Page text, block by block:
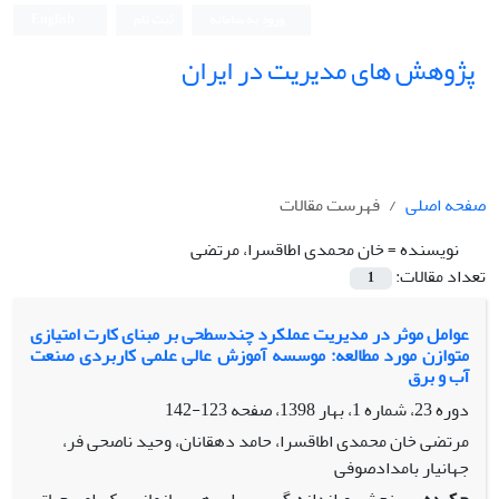
پژوهش های مدیریت در ایران
صفحه اصلی
فهرست مقالات
نویسنده =خان محمدی اطاقسرا، مرتضی
تعداد مقالات:
1
عوامل موثر در مدیریت عملکرد چندسطحی بر مبنای کارت امتیازی
متوازن مورد مطالعه: موسسه آموزش عالی علمی کاربردی صنعت
آب و برق
دوره 23، شماره 1، بهار 1398، صفحه
123-142
مرتضی خان محمدی اطاقسرا، حامد دهقانان، وحید ناصحی فر،
جهانیار بامدادصوفی